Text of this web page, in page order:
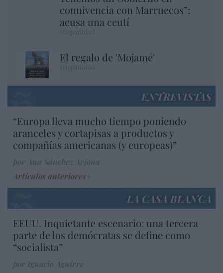
connivencia con Marruecos”:
acusa una ceutí
El regalo de 'Mojamé'
ENTREVISTAS
“Europa lleva mucho tiempo poniendo
aranceles y cortapisas a productos y
compañías americanas (y europeas)”
Artículos anteriores
LA CASA BLANCA
EEUU. Inquietante escenario: una tercera
parte de los demócratas se define como
“socialista”